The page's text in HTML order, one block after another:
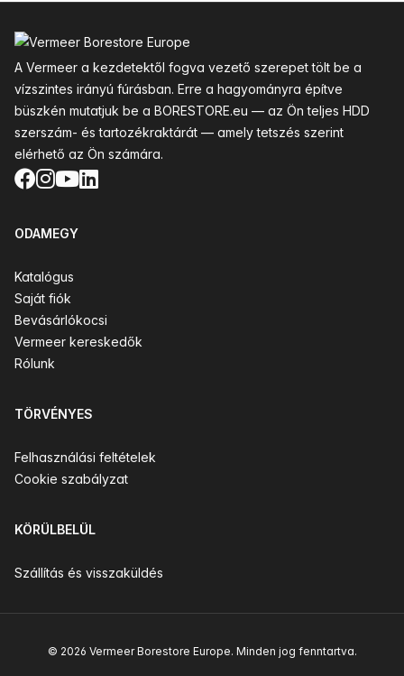
A Vermeer a kezdetektől fogva vezető szerepet tölt be a
vízszintes irányú fúrásban. Erre a hagyományra építve
büszkén mutatjuk be a BORESTORE.eu — az Ön teljes HDD
szerszám- és tartozékraktárát — amely tetszés szerint
elérhető az Ön számára.
Facebook
Instagram
YouTube
LinkedIn
ODAMEGY
Katalógus
Saját fiók
Bevásárlókocsi
Vermeer kereskedők
Rólunk
TÖRVÉNYES
Felhasználási feltételek
Cookie szabályzat
KÖRÜLBELÜL
Szállítás és visszaküldés
© 2026 Vermeer Borestore Europe. Minden jog fenntartva.